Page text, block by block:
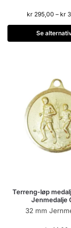
kr295,00 – kr
Se
Terreng-løp
Jenmedalje
32 mm